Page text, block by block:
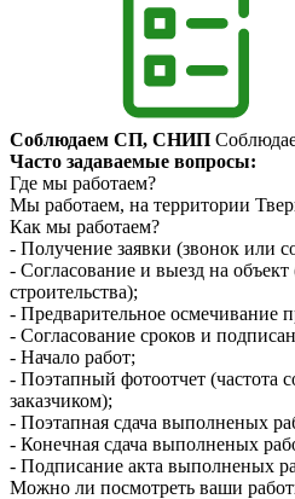
Соблюдаем СП, СНИП
Часто задаваемые вопросы:
Где мы работаем?
Мы работаем, на территории
Как мы работаем?
- Получение заявки (звонок или
- Согласование и выезд на
строительства);
- Предварительное осмечивание
- Согласование сроков и
- Начало работ;
- Поэтапный фотоотчет (частота
заказчиком);
- Поэтапная сдача выполненых
- Конечная сдача выполненых
- Подписание акта выполненых
Можно ли посмотреть ваши